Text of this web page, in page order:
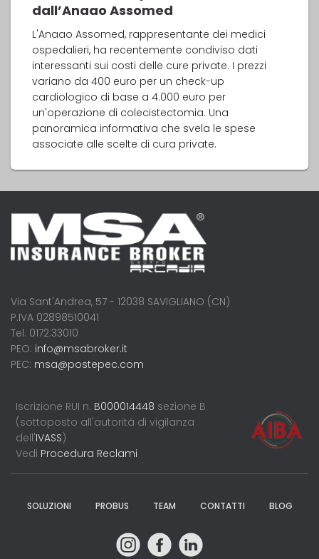
dall’Anaao Assomed
L'Anaao Assomed, rappresentante dei medici
ospedalieri, ha recentemente condiviso dati
interessanti sui costi delle cure private. I prezzi
variano da 400 euro per un check-up
cardiologico di base a 4.000 euro per
un'operazione di colecistectomia. Una
panoramica informativa che svela le spese
associate alle scelte di cura private.
Via Sant'Andrea, 57 - 12038 SAVIGLIANO (CN)
P.IVA 02898510041
Tel. 0172.33010
PEO: info@msabroker.it
PEC: msa@postepec.com
Iscrizione RUI n. B000014448 sezione B
(sottoposto all'autorità di vigilanza
dell'IVASS)
Vedi Procedura Reclami
SOLUZIONI PROBUS TEAM CONTATTI BLOG